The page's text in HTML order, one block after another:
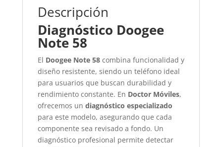
Descripción
Diagnóstico Doogee
Note 58
El Doogee Note 58combina funcionalidad y
diseño resistente, siendo un teléfono ideal
para usuarios que buscan durabilidad y
rendimiento constante. En Doctor Móviles,
ofrecemos un diagnóstico especializado
para este modelo, asegurando que cada
componente sea revisado a fondo. Un
diagnóstico profesional permite detectar